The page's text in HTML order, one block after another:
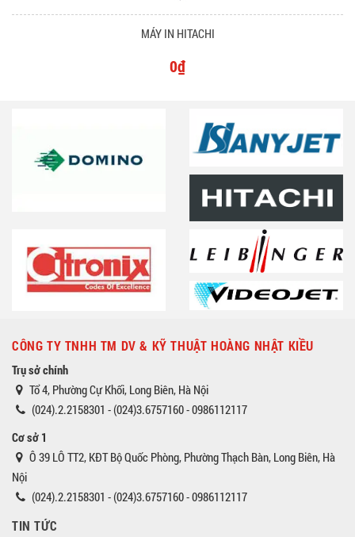
MÁY IN HITACHI
0₫
CÔNG TY TNHH TM DV & KỸ THUẬT HOÀNG NHẬT KIỀU
Trụ sở chính
Tổ 4, Phường Cự Khối, Long Biên, Hà Nội
(024).2.2158301 - (024)3.6757160 - 0986112117
Cơ sở 1
Ô 39 LÔ TT2, KĐT Bộ Quốc Phòng, Phường Thạch Bàn, Long Biên, Hà
Nội
(024).2.2158301 - (024)3.6757160 - 0986112117
TIN TỨC